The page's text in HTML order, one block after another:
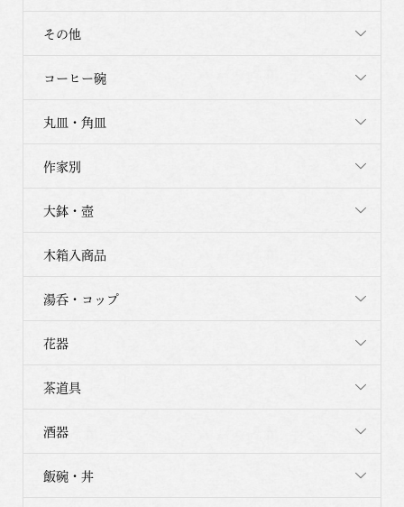
その他
コーヒー碗
丸皿・角皿
作家別
大鉢・壺
木箱入商品
湯呑・コップ
花器
茶道具
酒器
飯碗・丼